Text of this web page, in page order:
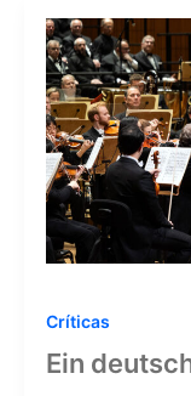
Críticas
Ein